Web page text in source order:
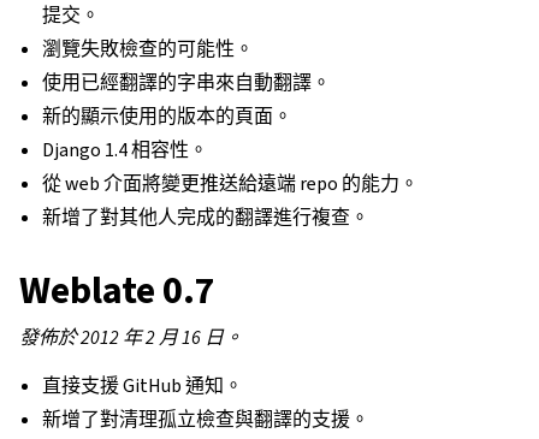
提交。
瀏覽失敗檢查的可能性。
使用已經翻譯的字串來自動翻譯。
新的顯示使用的版本的頁面。
Django 1.4 相容性。
從 web 介面將變更推送給遠端 repo 的能力。
新增了對其他人完成的翻譯進行複查。
Weblate 0.7
發佈於 2012 年 2 月 16 日。
直接支援 GitHub 通知。
新增了對清理孤立檢查與翻譯的支援。